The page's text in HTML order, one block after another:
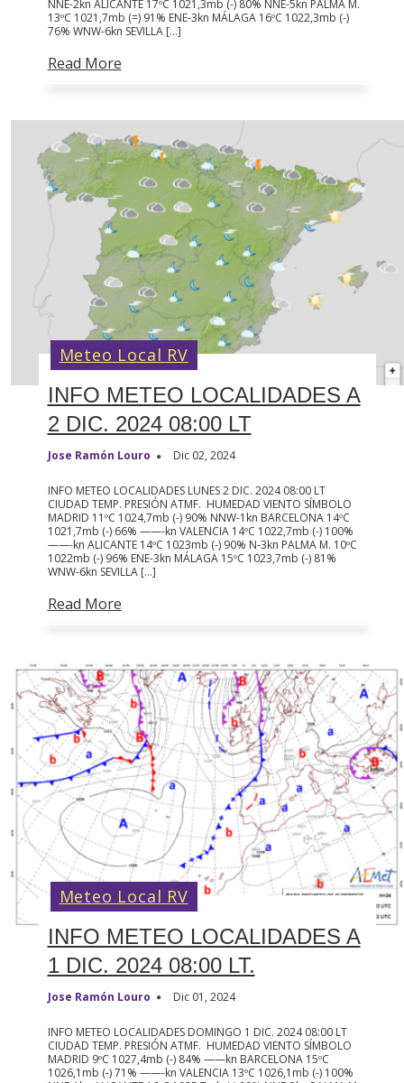
NNE-2kn ALICANTE 17ºC 1021,3mb (-) 80% NNE-5kn PALMA M.
13ºC 1021,7mb (=) 91% ENE-3kn MÁLAGA 16ºC 1022,3mb (-)
76% WNW-6kn SEVILLA […]
Read More
INFO METEO LOCALIDADES A
2 DIC. 2024 08:00 LT
Jose Ramón Louro Dic 02, 2024
INFO METEO LOCALIDADES LUNES 2 DIC. 2024 08:00 LT
CIUDAD TEMP. PRESIÓN ATMF. HUMEDAD VIENTO SÍMBOLO
MADRID 11ºC 1024,7mb (-) 90% NNW-1kn BARCELONA 14ºC
1021,7mb (-) 66% ——-kn VALENCIA 14ºC 1022,7mb (-) 100%
——-kn ALICANTE 14ºC 1023mb (-) 90% N-3kn PALMA M. 10ºC
1022mb (-) 96% ENE-3kn MÁLAGA 15ºC 1023,7mb (-) 81%
WNW-6kn SEVILLA […]
Read More
Meteo Local RV
INFO METEO LOCALIDADES A
1 DIC. 2024 08:00 LT.
Jose Ramón Louro Dic 01, 2024
INFO METEO LOCALIDADES DOMINGO 1 DIC. 2024 08:00 LT
CIUDAD TEMP. PRESIÓN ATMF. HUMEDAD VIENTO SÍMBOLO
MADRID 9ºC 1027,4mb (-) 84% ——kn BARCELONA 15ºC
1026,1mb (-) 71% ——-kn VALENCIA 13ºC 1026,1mb (-) 100%
Meteo Local RV